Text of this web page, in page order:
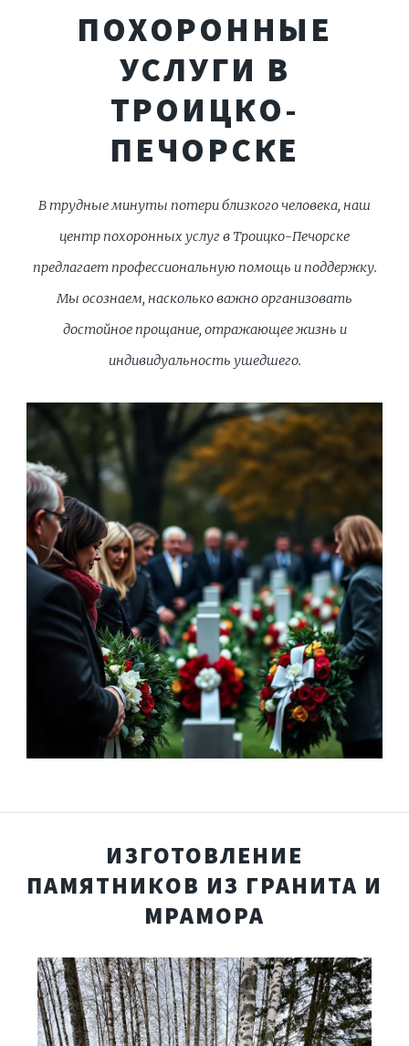
ПОХОРОННЫЕ
УСЛУГИ В
ТРОИЦКО-
ПЕЧОРСКЕ
В трудные минуты потери близкого человека, наш
центр похоронных услуг в Троицко-Печорске
предлагает профессиональную помощь и поддержку.
Мы осознаем, насколько важно организовать
достойное прощание, отражающее жизнь и
индивидуальность ушедшего.
ИЗГОТОВЛЕНИЕ
ПАМЯТНИКОВ ИЗ ГРАНИТА И
МРАМОРА